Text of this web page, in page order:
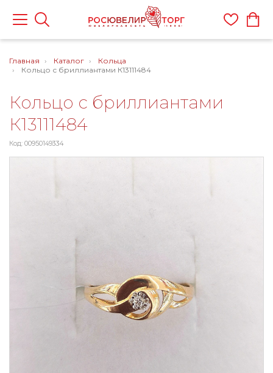
Главная Каталог
Кольца
Кольцо с бриллиантами К13111484
Кольцо с бриллиантами
К13111484
Код: 00950149334